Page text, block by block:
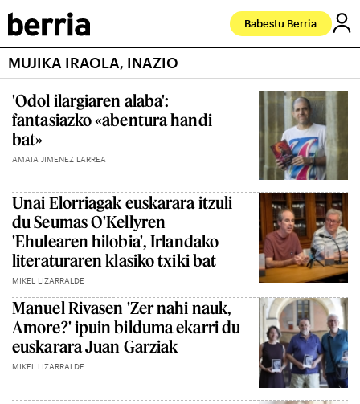
Babestu Berria
MUJIKA IRAOLA, INAZIO
'Odol ilargiaren alaba':
fantasiazko «abentura handi
bat»
AMAIA JIMENEZ LARREA
Unai Elorriagak euskarara itzuli
du Seumas O'Kellyren
'Ehulearen hilobia', Irlandako
literaturaren klasiko txiki bat
MIKEL LIZARRALDE
Manuel Rivasen 'Zer nahi nauk,
Amore?' ipuin bilduma ekarri du
euskarara Juan Garziak
MIKEL LIZARRALDE